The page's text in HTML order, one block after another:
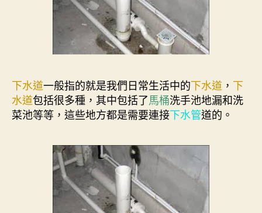
下水道一般指的就是我們日常生活中的下水道 ， 下
水道包括很多種，其中包括了馬桶洗手池地漏和洗
菜池等等，這些地方都是需要連接下水管道的。